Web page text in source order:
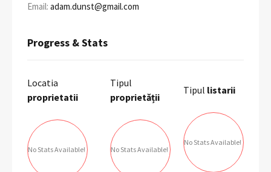
Email: adam.dunst@gmail.com
Progress & Stats
Locatia
proprietatii
No Stats Available!
Tipul
proprietății
No Stats Available!
Tipul listarii
No Stats Available!